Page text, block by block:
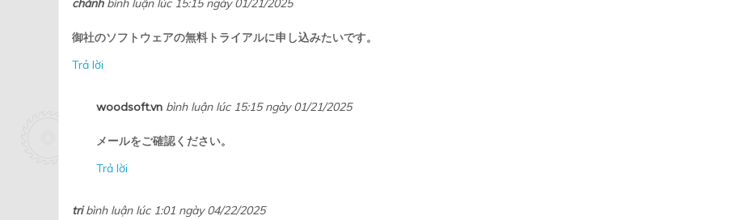
chánh bình luận lúc 15:15 ngày 01/21/2025
御社のソフトウェアの無料トライアルに申し込みたいです。
Trả lời
woodsoft.vn bình luận lúc 15:15 ngày 01/21/2025
メールをご確認ください。
Trả lời
tri bình luận lúc 1:01 ngày 04/22/2025